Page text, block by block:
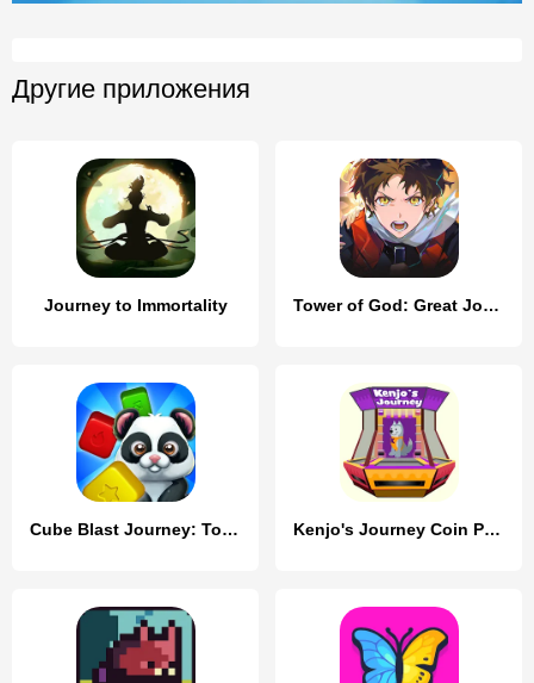
Другие приложения
Journey to Immortality Tower of God: Great Journey
Cube Blast Journey: Toon & Toy Kenjo's Journey Coin Pusher